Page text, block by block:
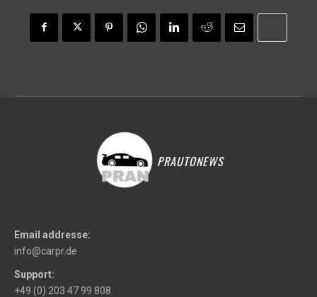
PRAUTONEWS
Email addresse:
info@carpr.de
Support:
+49 (0) 203 47 99 808